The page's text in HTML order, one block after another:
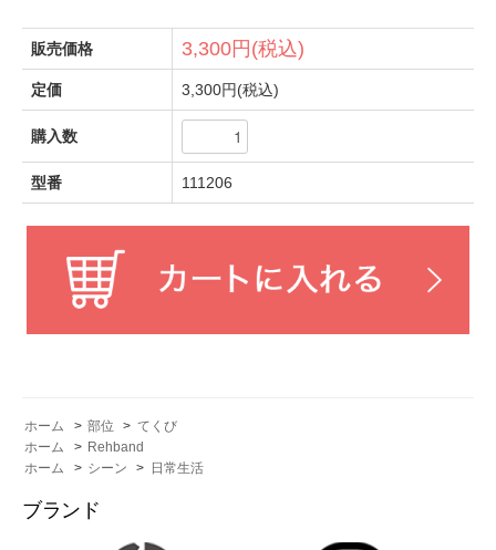
販売価格 3,300円(税込)
定価 3,300円(税込)
購入数
型番 111206
ホーム > 部位 > てくび
ホーム
> Rehband
ホーム
> シーン > 日常生活
ブランド